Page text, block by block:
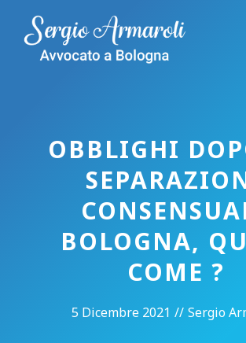
contenuto
OBBLIGHI
BOLOGNA,
COME ?
5 Dicembre 2021 // Sergio